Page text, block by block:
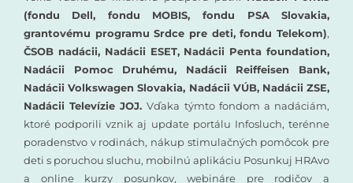
(fondu Dell, fondu MOBIS, fondu PSA Slovakia,
grantovému programu Srdce pre deti, fondu Telekom),
ČSOB nadácii, Nadácii ESET, Nadácii Penta foundation,
Nadácii Pomoc Druhému, Nadácii Reiffeisen Bank,
Nadácii Volkswagen Slovakia, Nadácii VÚB, Nadácii ZSE,
Nadácii Televízie JOJ.Vďaka týmto fondom a nadáciám,
ktoré podporili vznik aj update portálu Infosluch, terénne
poradenstvo v rodinách, nákup stimulačných pomôcok pre
deti s poruchou sluchu, mobilnú aplikáciu Posunkuj HRAvo
a online kurzy posunkov, webináre pre rodičov a